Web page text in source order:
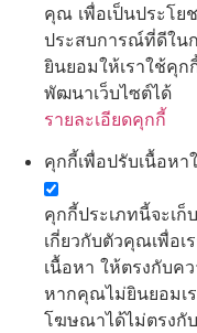
คุณ เพื่อเป็นประโย
ประสบการณ์ที่ดีใน
ยินยอมให้เราใช้คุก
พัฒนาเว็บไซต์ได้
รายละเอียดคุกกี้
คุกกี้เพื่อปรับเนื้อหา
คุกกี้ประเภทนี้จะเ
เกี่ยวกับตัวคุณเพื่อเ
เนื้อหา ให้ตรงกับค
หากคุณไม่ยินยอมเ
โฆษณาได้ไม่ตรงกั